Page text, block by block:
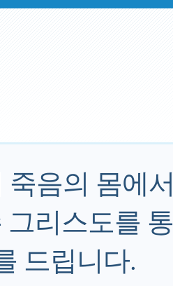
음의 몸에서
리스도를 통
드립니다.